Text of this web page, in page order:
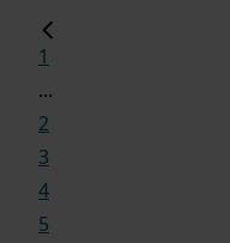
1
...
2
3
4
5